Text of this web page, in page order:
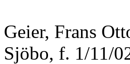
Geier, Frans
Sjöbo, f. 1/11/